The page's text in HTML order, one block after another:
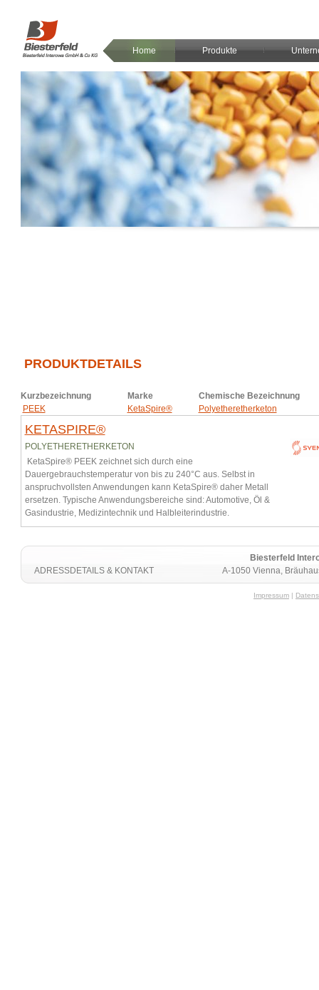
Home Produkte
PRODUKTDETAILS
Kurzbezeichnung Marke
Chemische Bezeichnung
PEEK
KetaSpire® Polyetheretherketon
KETASPIRE®
POLYETHERETHERKETON
KetaSpire® PEEK zeichnet sich durch eine
Dauergebrauchstemperatur von bis zu 240°C aus. Selbst in
anspruchvollsten Anwendungen kann KetaSpire® daher Metall
ersetzen. Typische Anwendungsbereiche sind: Automotive, Öl &
Gasindustrie, Medizintechnik und Halbleiterindustrie.
Biesterfeld
A-1050 Vienna,
ADRESSDETAILS & KONTAKT
Impressum |